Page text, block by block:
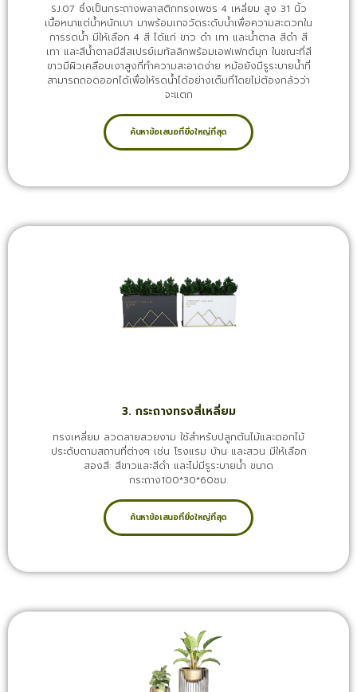
SJ.07 ซึ่งเป็นกระถางพลาสติกทรงเพชร 4 เหลี่ยม สูง 31 นิ้ว
เนื้อหนาแต่น้ำหนักเบา มาพร้อมเกจวัดระดับน้ำเพื่อความสะดวกใน
การรดน้ำ มีให้เลือก 4 สี ได้แก่ ขาว ดำ เทา และน้ำตาล สีดำ สี
เทา และสีน้ำตาลมีสีสเปรย์เมทัลลิกพร้อมเอฟเฟกต์มุก ในขณะที่สี
ขาวมีผิวเคลือบเงาสูงที่ทำความสะอาดง่าย หม้อยังมีรูระบายน้ำที่
สามารถถอดออกได้เพื่อให้รดน้ำได้อย่างเต็มที่โดยไม่ต้องกลัวว่า
จะแตก
ค้นหาข้อเสนอที่ยิ่งใหญ่ที่สุด
3. กระถางทรงสี่เหลี่ยม
ทรงเหลี่ยม ลวดลายสวยงาม ใช้สำหรับปลูกต้นไม้และดอกไม้
ประดับตามสถานที่ต่างๆ เช่น โรงแรม บ้าน และสวน มีให้เลือก
สองสี: สีขาวและสีดำ และไม่มีรูระบายน้ำ ขนาด
กระถาง100*30*60ซม.
ค้นหาข้อเสนอที่ยิ่งใหญ่ที่สุด